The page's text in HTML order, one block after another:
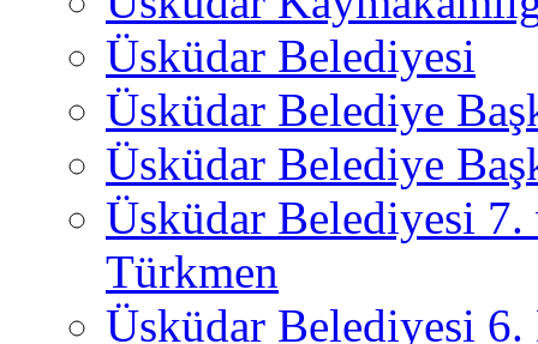
Üsküdar Belediyesi
Üsküdar Belediye
Üsküdar Belediye
Üsküdar Belediyesi
Türkmen
Üsküdar Belediyesi 6.